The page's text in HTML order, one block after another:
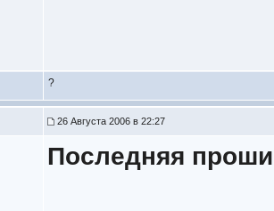
?
26 Августа 2006 в 22:27
Последняя